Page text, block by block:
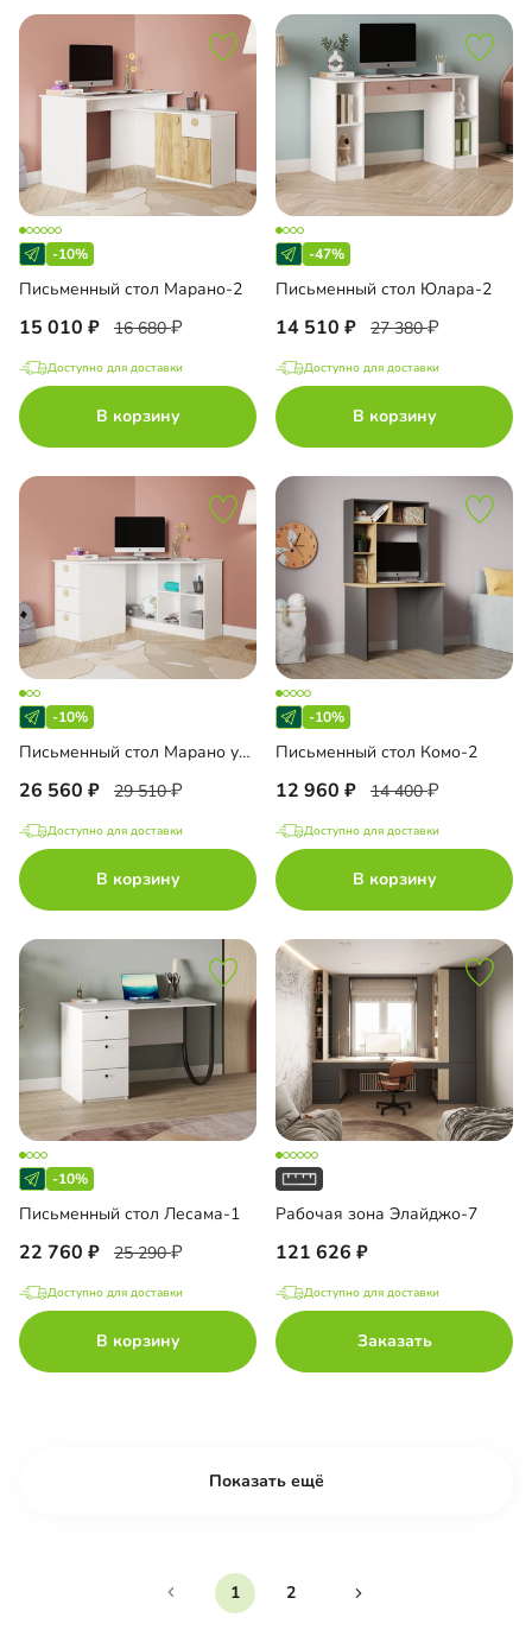
-10%
Письменный стол Марано-2
15 010 16 680
Доступно для доставки
В корзину
-47%
Письменный стол Юлара-2
14 510 27 380
Доступно для доставки
В корзину
-10%
Письменный стол Марано угловой
26 560 29 510
Доступно для доставки
В корзину
-10%
Письменный стол Комо-2
12 960 14 400
Доступно для доставки
В корзину
-10%
Письменный стол Лесама-1
22 760 25 290
Доступно для доставки
В корзину
Рабочая зона Элайджо-7
121 626
Доступно для доставки
Заказать
Показать ещё
1 2